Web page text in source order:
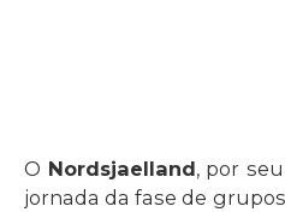
O Nordsjaelland, por
jornada da fase de